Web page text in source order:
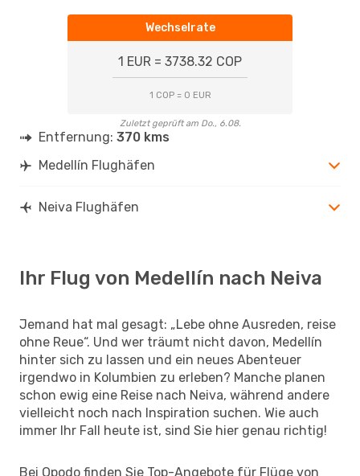
Wechselrate
1 EUR = 3738.32 COP
1 COP = 0 EUR
Zuletzt geprüft am Do., 6.08.
Entfernung: 370 kms
Medellín Flughäfen
Neiva Flughäfen
Ihr Flug von Medellín nach Neiva
Jemand hat mal gesagt: „Lebe ohne Ausreden, reise
ohne Reue“. Und wer träumt nicht davon, Medellín
hinter sich zu lassen und ein neues Abenteuer
irgendwo in Kolumbien zu erleben? Manche planen
schon ewig eine Reise nach Neiva, während andere
vielleicht noch nach Inspiration suchen. Wie auch
immer Ihr Fall heute ist, sind Sie hier genau richtig!
Bei Opodo finden Sie Top-Angebote für Flüge von